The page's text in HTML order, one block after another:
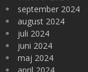
september 2024
august 2024
juli 2024
juni 2024
maj 2024